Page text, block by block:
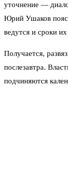
уточнение —
Юрий Ушаков
ведутся и сроки
Получается,
послезавтра.
подчиняются